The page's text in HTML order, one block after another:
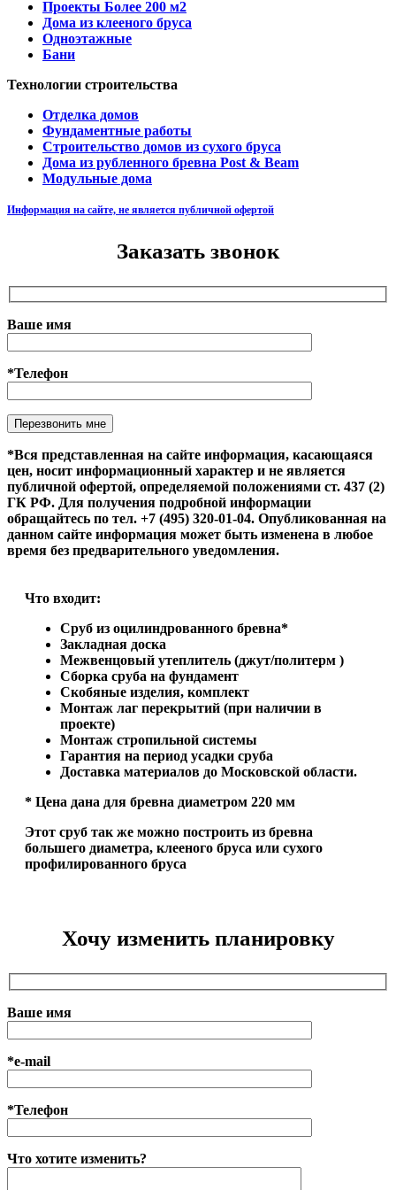
Проекты Более 200 м2
Дома из клееного бруса
Одноэтажные
Бани
Технологии строительства
Отделка домов
Фундаментные работы
Строительство домов из сухого бруса
Дома из рубленного бревна Post & Beam
Модульные дома
Информация на сайте, не является публичной офертой
Заказать звонок
Ваше имя
*Телефон
Оставьте это поле пустым.
*Вся представленная на сайте информация, касающаяся
цен, носит информационный характер и не является
публичной офертой, определяемой положениями ст. 437 (2)
ГК РФ. Для получения подробной информации
обращайтесь по тел. +7 (495) 320-01-04. Опубликованная на
данном сайте информация может быть изменена в любое
время без предварительного уведомления.
Что входит:
Сруб из оцилиндрованного бревна*
Закладная доска
Межвенцовый утеплитель (джут/политерм )
Сборка сруба на фундамент
Скобяные изделия, комплект
Монтаж лаг перекрытий (при наличии в
проекте)
Монтаж стропильной системы
Гарантия на период усадки сруба
Доставка материалов до Московской области.
* Цена дана для бревна диаметром 220 мм
Этот сруб так же можно построить из бревна
большего диаметра, клееного бруса или сухого
профилированного бруса
Хочу изменить планировку
Ваше имя
*e-mail
*Телефон
Что хотите изменить?